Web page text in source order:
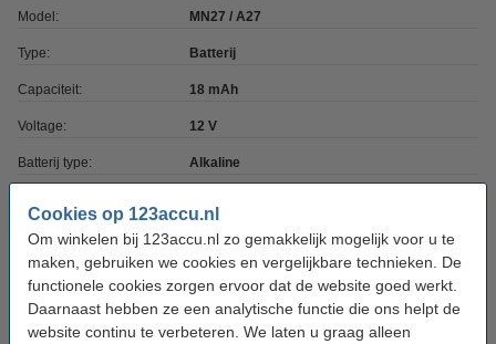
Cookies op 123accu.nl
Om winkelen bij 123accu.nl zo gemakkelijk mogelijk voor u te
maken, gebruiken we cookies en vergelijkbare technieken. De
functionele cookies zorgen ervoor dat de website goed werkt.
Daarnaast hebben ze een analytische functie die ons helpt de
website continu te verbeteren. We laten u graag alleen
Model: MN27 / A27
Type: Batterij
Capaciteit: 18 mAh
Voltage: 12 V
Batterij type: Alkaline
Aantal: 5
Oplaadbaar: Nee
Belasting niveau: Mid-Drain